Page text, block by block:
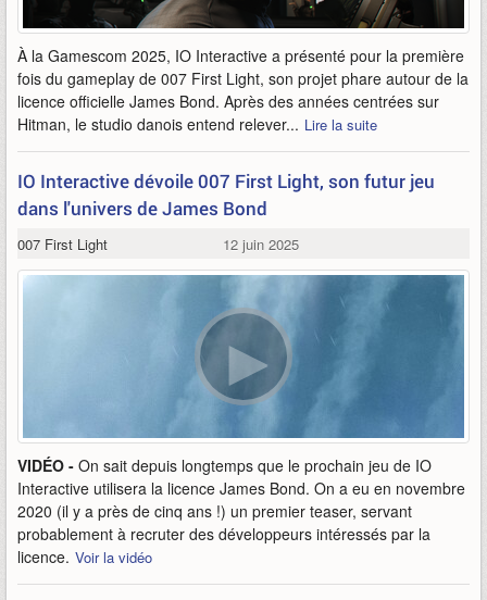
À la Gamescom 2025, IO Interactive a présenté pour la première
fois du gameplay de 007 First Light, son projet phare autour de la
licence officielle James Bond. Après des années centrées sur
Hitman, le studio danois entend relever... Lire la suite
IO Interactive dévoile 007 First Light, son futur jeu
dans l'univers de James Bond
007 First Light 12 juin 2025
VIDÉO - On sait depuis longtemps que le prochain jeu de IO
Interactive utilisera la licence James Bond. On a eu en novembre
2020 (il y a près de cinq ans !) un premier teaser, servant
probablement à recruter des développeurs intéressés par la
licence. Voir la vidéo